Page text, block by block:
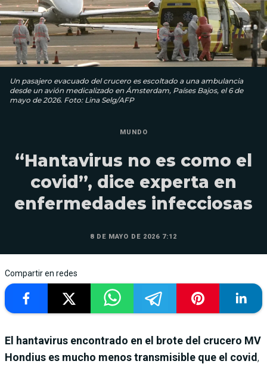
Un pasajero evacuado del crucero es escoltado a una ambulancia
desde un avión medicalizado en Ámsterdam, Países Bajos, el 6 de
mayo de 2026. Foto: Lina Selg/AFP
MUNDO
“Hantavirus no es como el
covid”, dice experta en
enfermedades infecciosas
8 DE MAYO DE 2026 7:12
Compartir en redes
El hantavirus encontrado en el brote del crucero MV
Hondius es mucho menos transmisible que el covid,